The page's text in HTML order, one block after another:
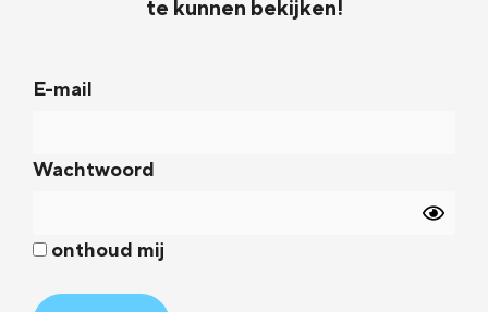
te kunnen bekijken!
E-mail
Wachtwoord
onthoud mij